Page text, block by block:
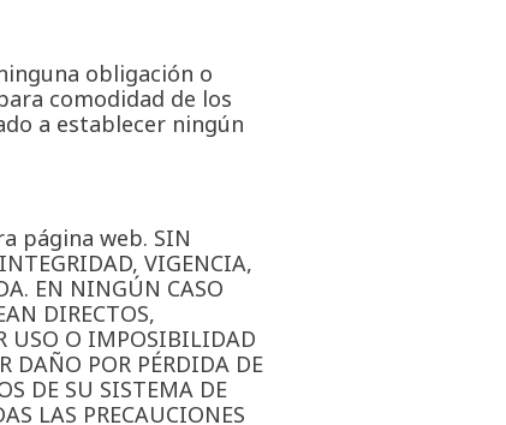
obligación o
comodidad de los
a establecer ningún
página web. SIN
VIGENCIA,
EN NINGÚN CASO
DIRECTOS,
USO O IMPOSIBILIDAD
DAÑO POR PÉRDIDA DE
DE SU SISTEMA DE
LAS PRECAUCIONES